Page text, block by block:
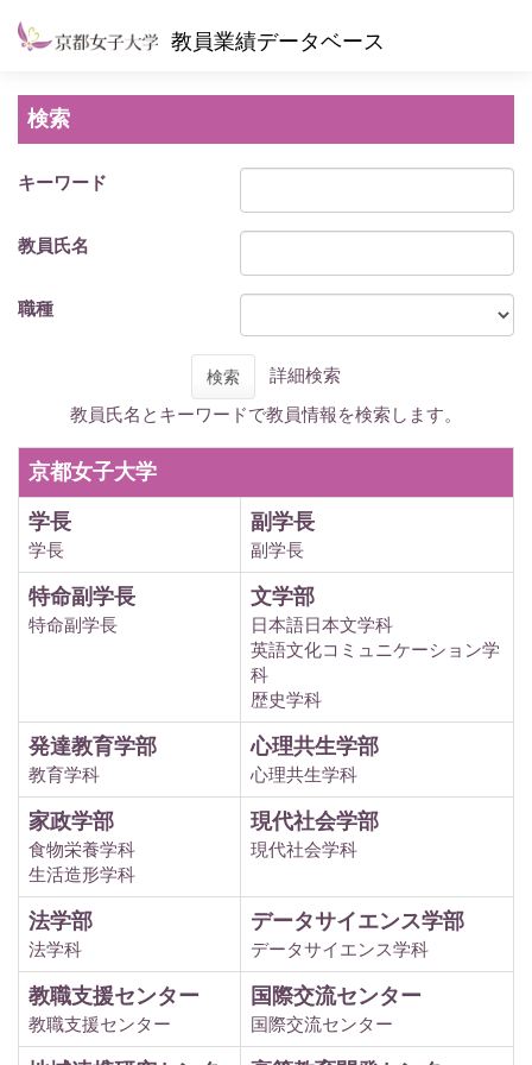
教員業績データベース
検索
キーワード
教員氏名
職種
検索
詳細検索
教員氏名とキーワードで教員情報を検索します。
京都女子大学
学長
学長
副学長
副学長
特命副学長
特命副学長
文学部
日本語日本文学科
英語文化コミュニケーション学
科
歴史学科
発達教育学部
教育学科
心理共生学部
心理共生学科
家政学部
食物栄養学科
生活造形学科
現代社会学部
現代社会学科
法学部
法学科
データサイエンス学部
データサイエンス学科
教職支援センター
教職支援センター
国際交流センター
国際交流センター